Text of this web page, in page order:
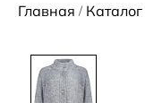
Главная / Каталог